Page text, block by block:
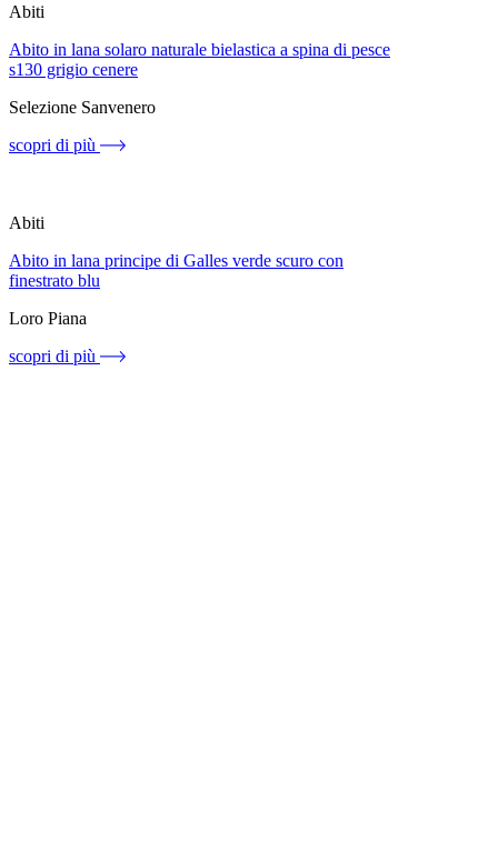
Abiti
Abito in lana solaro naturale bielastica a spina di pesce
s130 grigio cenere
Selezione Sanvenero
scopri di più
Abiti
Abito in lana principe di Galles verde scuro con
finestrato blu
Loro Piana
scopri di più